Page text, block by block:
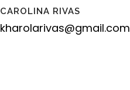
CAROLINA RIVAS
kharolarivas@gmail.com